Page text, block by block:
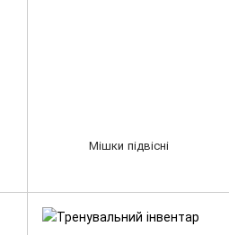
Мішки підвісні